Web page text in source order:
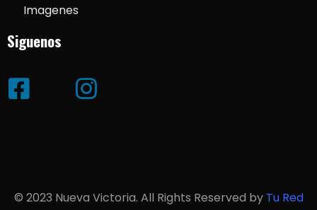
Imagenes
Siguenos
© 2023 Nueva Victoria. All Rights Reserved by Tu Red